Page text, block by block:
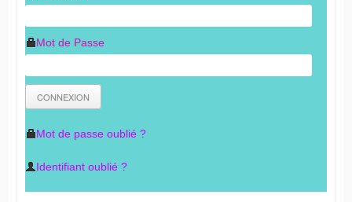
Mot de Passe
Mot de passe oublié ?
Identifiant oublié ?